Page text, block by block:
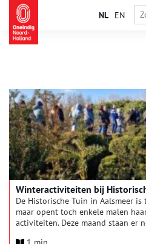
NL EN
Winteractiviteiten bij
De Historische Tuin in Aalsmeer
maar opent toch enkele malen
activiteiten. Deze maand staan er